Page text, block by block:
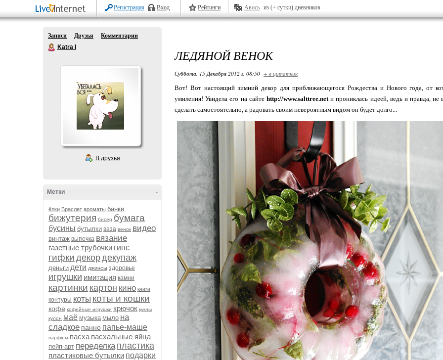
Регистрация Вход Рейтинги Авось из (+ сутки) дневников
Записи Друзья
Комментарии
Katra I
В друзья
-
Метки
ёлки Браслет ароматы банки
бижутерия бисер бумага
бусины бутылки ваза венок видео
винтаж выпечка вязание
газетные трубочки гипс
гифки декордекупаж
деньги дети джинсы здоровье
игрушки имитация камни
картинки картон кино книги
контуры коты коты и кошки
кофе кофейные игрушки крючок куклы
кулон маё музыка мыло на
сладкое панно папье-маше
парфюм пасха пасхальные яйца
пейп-арт переделка пластика
пластиковые бутылки подарки
ЛЕДЯНОЙ ВЕНОК
Суббота, 15 Декабря 2012 г. 08:50 + в цитатник
Вот! Вот настоящий зимний декор для приближающегося Рождества и Нового года, от
умиления! Увидела его на сайте http://www.salttree.netи прониклась идеей, ведь и правда,
сделать самостоятельно, а радовать своим невероятным видом он будет долго...